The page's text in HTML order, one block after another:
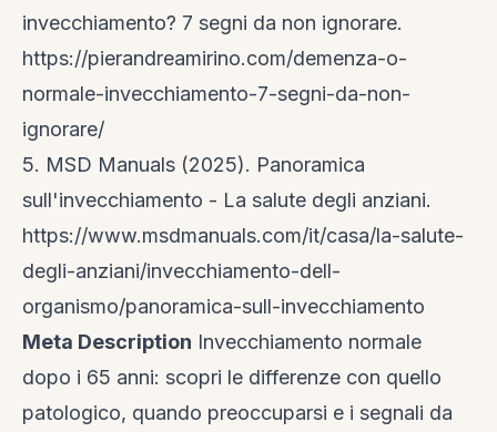
invecchiamento? 7 segni da non ignorare.
https://pierandreamirino.com/demenza-o-
normale-invecchiamento-7-segni-da-non-
ignorare/
5. MSD Manuals (2025). Panoramica
sull'invecchiamento - La salute degli anziani.
https://www.msdmanuals.com/it/casa/la-salute-
degli-anziani/invecchiamento-dell-
organismo/panoramica-sull-invecchiamento
Meta Description Invecchiamento normale
dopo i 65 anni: scopri le differenze con quello
patologico, quando preoccuparsi e i segnali da